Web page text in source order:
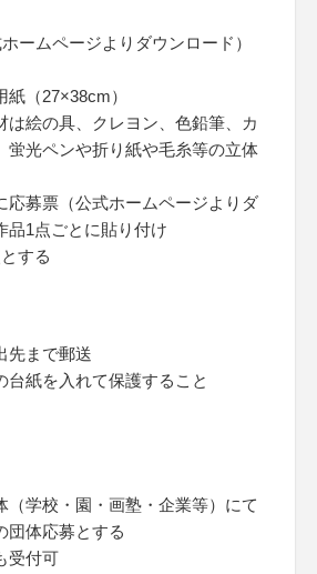
ームページよりダウンロード）
（27×38cm）
絵の具、クレヨン、色鉛筆、カ
蛍光ペンや折り紙や毛糸等の立体
募票（公式ホームページよりダ
品1点ごとに貼り付け
する
先まで郵送
紙を入れて保護すること
学校・園・画塾・企業等）にて
団体応募とする
受付可